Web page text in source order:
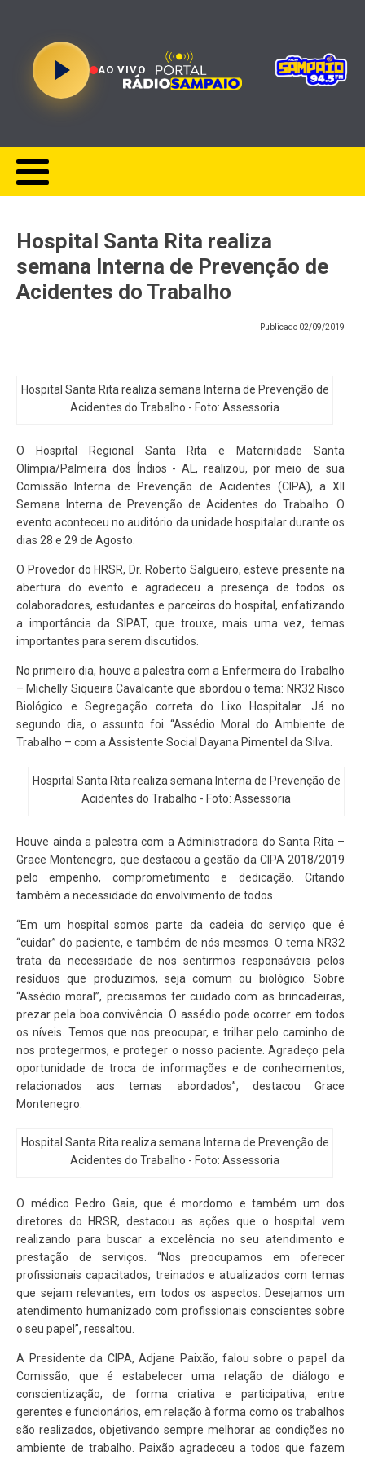
AO VIVO
Hospital Santa Rita realiza
semana Interna de Prevenção de
Acidentes do Trabalho
Publicado 02/09/2019
Hospital Santa Rita realiza semana Interna de Prevenção de
Acidentes do Trabalho - Foto: Assessoria
O Hospital Regional Santa Rita e Maternidade Santa
Olímpia/Palmeira dos Índios - AL, realizou, por meio de sua
Comissão Interna de Prevenção de Acidentes (CIPA), a XII
Semana Interna de Prevenção de Acidentes do Trabalho. O
evento aconteceu no auditório da unidade hospitalar durante os
dias 28 e 29 de Agosto.
O Provedor do HRSR, Dr. Roberto Salgueiro, esteve presente na
abertura do evento e agradeceu a presença de todos os
colaboradores, estudantes e parceiros do hospital, enfatizando
a importância da SIPAT, que trouxe, mais uma vez, temas
importantes para serem discutidos.
No primeiro dia, houve a palestra com a Enfermeira do Trabalho
– Michelly Siqueira Cavalcante que abordou o tema: NR32 Risco
Biológico e Segregação correta do Lixo Hospitalar. Já no
segundo dia, o assunto foi “Assédio Moral do Ambiente de
Trabalho – com a Assistente Social Dayana Pimentel da Silva.
Hospital Santa Rita realiza semana Interna de Prevenção de
Acidentes do Trabalho - Foto: Assessoria
Houve ainda a palestra com a Administradora do Santa Rita –
Grace Montenegro, que destacou a gestão da CIPA 2018/2019
pelo empenho, comprometimento e dedicação. Citando
também a necessidade do envolvimento de todos.
“Em um hospital somos parte da cadeia do serviço que é
“cuidar” do paciente, e também de nós mesmos. O tema NR32
trata da necessidade de nos sentirmos responsáveis pelos
resíduos que produzimos, seja comum ou biológico. Sobre
“Assédio moral”, precisamos ter cuidado com as brincadeiras,
prezar pela boa convivência. O assédio pode ocorrer em todos
os níveis. Temos que nos preocupar, e trilhar pelo caminho de
nos protegermos, e proteger o nosso paciente. Agradeço pela
oportunidade de troca de informações e de conhecimentos,
relacionados aos temas abordados”, destacou Grace
Montenegro.
Hospital Santa Rita realiza semana Interna de Prevenção de
Acidentes do Trabalho - Foto: Assessoria
O médico Pedro Gaia, que é mordomo e também um dos
diretores do HRSR, destacou as ações que o hospital vem
realizando para buscar a excelência no seu atendimento e
prestação de serviços. “Nos preocupamos em oferecer
profissionais capacitados, treinados e atualizados com temas
que sejam relevantes, em todos os aspectos. Desejamos um
atendimento humanizado com profissionais conscientes sobre
o seu papel”, ressaltou.
A Presidente da CIPA, Adjane Paixão, falou sobre o papel da
Comissão, que é estabelecer uma relação de diálogo e
conscientização, de forma criativa e participativa, entre
gerentes e funcionários, em relação à forma como os trabalhos
são realizados, objetivando sempre melhorar as condições no
ambiente de trabalho. Paixão agradeceu a todos que fazem